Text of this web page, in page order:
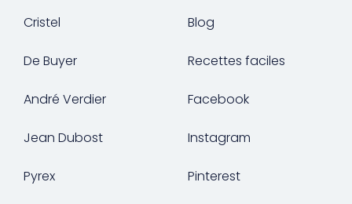
Cristel
De Buyer
André Verdier
Jean Dubost
Pyrex
Blog
Recettes faciles
Facebook
Instagram
Pinterest